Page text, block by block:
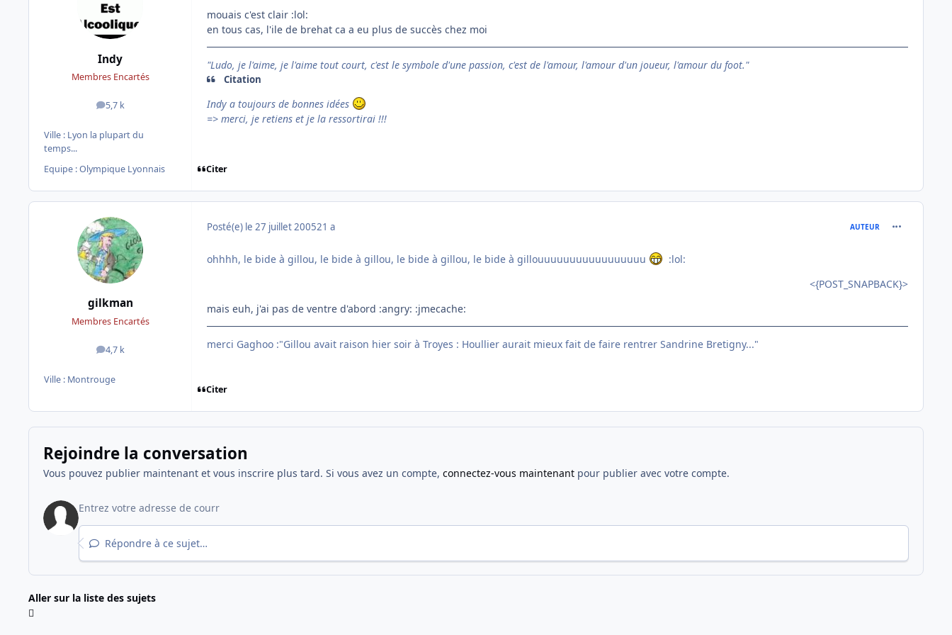
Indy
Membres Encartés
5,7 k
messages
Ville : Lyon la plupart du
temps...
Equipe : Olympique Lyonnais
mouais c'est clair :lol:
en tous cas, l'ile de brehat ca a eu plus de succès chez moi
"Ludo, je l'aime, je l'aime tout court, c'est le symbole d'une passion, c'est de l'amour, l'amour d'un joueur, l'amour du foot."
Citation
Indy a toujours de bonnes idées
=> merci, je retiens et je la ressortirai !!!
Citer
gilkman
Membres Encartés
4,7 k
messages
Ville : Montrouge
Posté(e) le 27 juillet 200521 a AUTEUR
ohhhh, le bide à gillou, le bide à gillou, le bide à gillou, le bide à gillouuuuuuuuuuuuuuuuu
:lol:
<{POST_SNAPBACK}>
mais euh, j'ai pas de ventre d'abord :angry: :jmecache:
merci Gaghoo :"Gillou avait raison hier soir à Troyes : Houllier aurait mieux fait de faire rentrer Sandrine Bretigny..."
Citer
Rejoindre la conversation
Vous pouvez publier maintenant et vous inscrire plus tard. Si vous avez un compte, connectez-vous maintenantpour publier avec votre compte.
Répondre à ce sujet…
Aller sur la liste des sujets